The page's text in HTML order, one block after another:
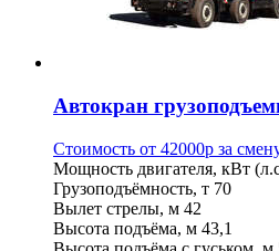
Автокран
Стоимость от 42000p за
Мощность двигателя, кВт
Грузоподъёмность, т 70
Вылет стрелы, м 42
Высота подъёма, м 43,1